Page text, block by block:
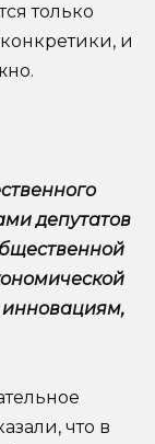
только
и
депутатов
инновациям,
что в